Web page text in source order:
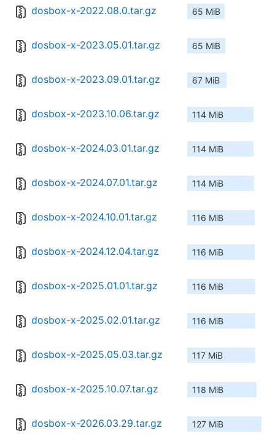
dosbox-x-2022.08.0.tar.gz 65 MiB
dosbox-x-2023.05.01.tar.gz 65 MiB
dosbox-x-2023.09.01.tar.gz 67 MiB
dosbox-x-2023.10.06.tar.gz 114 MiB
dosbox-x-2024.03.01.tar.gz 114 MiB
dosbox-x-2024.07.01.tar.gz 114 MiB
dosbox-x-2024.10.01.tar.gz 116 MiB
dosbox-x-2024.12.04.tar.gz 116 MiB
dosbox-x-2025.01.01.tar.gz 116 MiB
dosbox-x-2025.02.01.tar.gz 116 MiB
dosbox-x-2025.05.03.tar.gz 117 MiB
dosbox-x-2025.10.07.tar.gz 118 MiB
dosbox-x-2026.03.29.tar.gz 127 MiB